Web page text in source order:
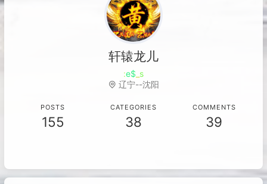
轩辕龙儿
千里之行 uZ
辽宁--沈阳
POSTS
155
CATEGORIES
38
COMMENTS
39